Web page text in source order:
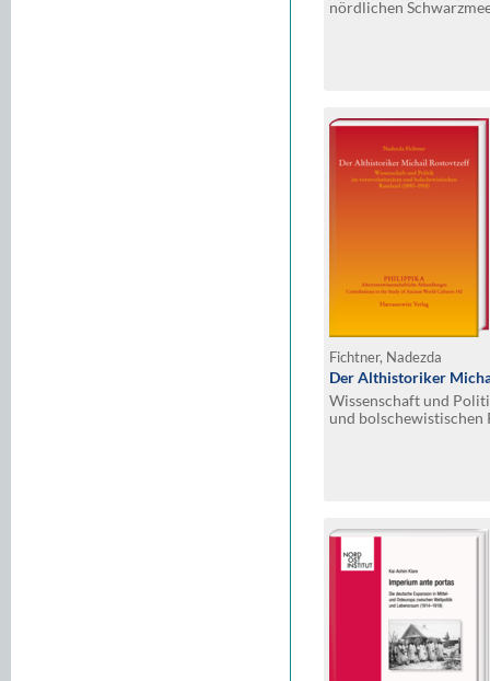
nördlichen
Fichtner, Nadezda
Der Althistoriker
Wissenschaft und
und bolschewistischen